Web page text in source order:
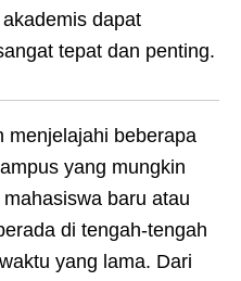
dapat
tepat dan penting.
menjelajahi beberapa
yang mungkin
baru atau
di tengah-tengah
yang lama. Dari